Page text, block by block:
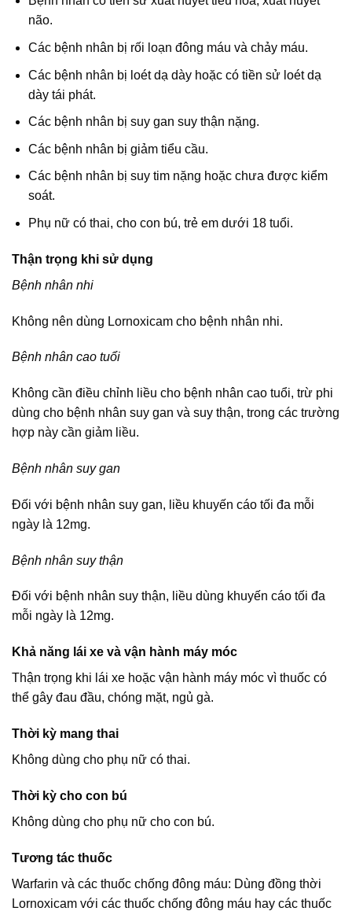
não.
Các bệnh nhân bị rối loạn đông máu và chảy máu.
Các bệnh nhân bị loét dạ dày hoặc có tiền sử loét dạ
dày tái phát.
Các bệnh nhân bị suy gan suy thận nặng.
Các bệnh nhân bị giảm tiểu cầu.
Các bệnh nhân bị suy tim nặng hoặc chưa được kiểm
soát.
Phụ nữ có thai, cho con bú, trẻ em dưới 18 tuổi.
Thận trọng khi sử dụng
Bệnh nhân nhi
Không nên dùng Lornoxicam cho bệnh nhân nhi.
Bệnh nhân cao tuổi
Không cần điều chỉnh liều cho bệnh nhân cao tuổi, trừ phi
dùng cho bệnh nhân suy gan và suy thận, trong các trường
hợp này cần giảm liều.
Bệnh nhân suy gan
Đối với bệnh nhân suy gan, liều khuyến cáo tối đa mỗi
ngày là 12mg.
Bệnh nhân suy thận
Đối với bệnh nhân suy thận, liều dùng khuyến cáo tối đa
mỗi ngày là 12mg.
Khả năng lái xe và vận hành máy móc
Thận trọng khi lái xe hoặc vận hành máy móc vì thuốc có
thể gây đau đầu, chóng mặt, ngủ gà.
Thời kỳ mang thai
Không dùng cho phụ nữ có thai.
Thời kỳ cho con bú
Không dùng cho phụ nữ cho con bú.
Tương tác thuốc
Warfarin và các thuốc chống đông máu: Dùng đồng thời
Lornoxicam với các thuốc chống đông máu hay các thuốc